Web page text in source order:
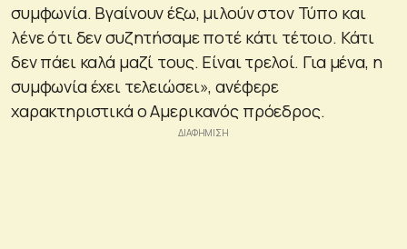
συμφωνία. Βγαίνουν έξω, μιλούν στον Τύπο και
λένε ότι δεν συζητήσαμε ποτέ κάτι τέτοιο. Κάτι
δεν πάει καλά μαζί τους. Είναι τρελοί. Για μένα, η
συμφωνία έχει τελειώσει», ανέφερε
χαρακτηριστικά ο Αμερικανός πρόεδρος.